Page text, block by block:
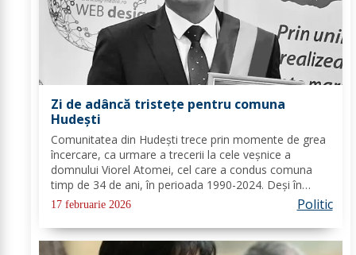
Zi de adâncă tristețe pentru comuna
Hudești
Comunitatea din Hudești trece prin momente de grea
încercare, ca urmare a trecerii la cele veșnice a
domnului Viorel Atomei, cel care a condus comuna
timp de 34 de ani, în perioada 1990-2024. Deși în
ultima perioadă s-a confruntat cu probleme de
sănătate, vestea dispariției sale a adus multă durere...
17 februarie 2026 Politic